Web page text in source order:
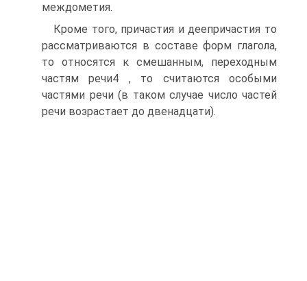
междометия.
Кроме того, причастия и деепричастия то
рассматриваются в составе форм глагола,
то относятся к смешанным, переходным
частям речи4 , то считаются особыми
частями речи (в таком случае число частей
речи возрастает до двенадцати).